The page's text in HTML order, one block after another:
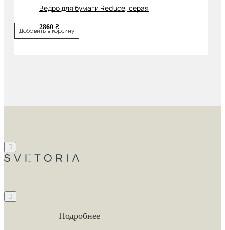
Ведро для бумаги Reduce, серая
2860 ₴
Добавить в корзину
Подробнее